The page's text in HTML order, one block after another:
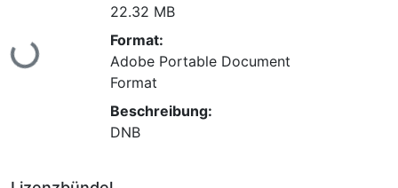
Lade...
22.32 MB
Format:
Adobe Portable Document
Format
Beschreibung:
DNB